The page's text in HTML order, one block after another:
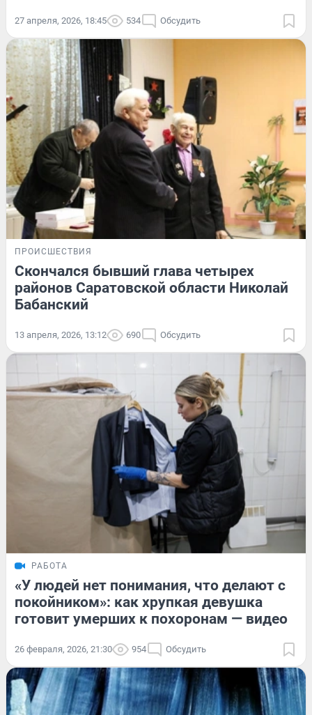
27 апреля, 2026, 18:45 534 Обсудить
ПРОИСШЕСТВИЯ
Скончался бывший глава четырех
районов Саратовской области Николай
Бабанский
13 апреля, 2026, 13:12 690 Обсудить
РАБОТА
«У людей нет понимания, что делают с
покойником»: как хрупкая девушка
готовит умерших к похоронам — видео
26 февраля, 2026, 21:30 954 Обсудить